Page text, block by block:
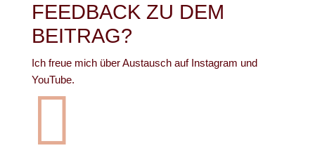
FEEDBACK ZU DEM
BEITRAG?
Ich freue mich über Austausch auf Instagram und
YouTube.
